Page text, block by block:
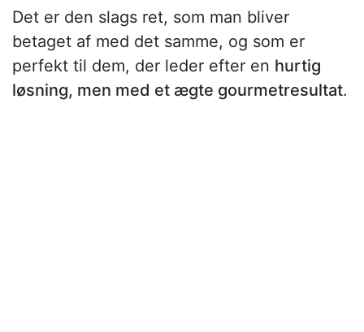
Det er den slags ret, som man bliver
betaget af med det samme, og som er
perfekt til dem, der leder efter en hurtig
løsning, men med et ægte gourmetresultat.